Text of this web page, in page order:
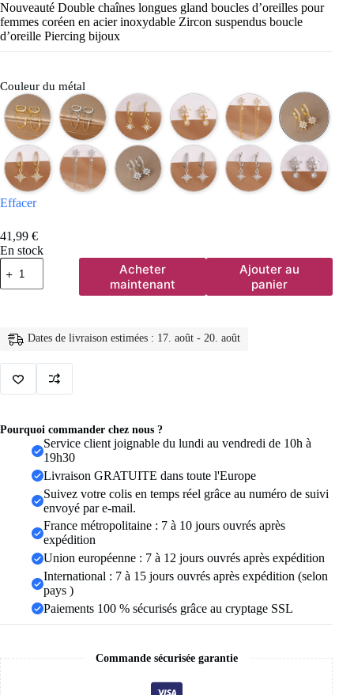
Nouveauté Double chaînes longues gland boucles d’oreilles pour
femmes coréen en acier inoxydable Zircon suspendus boucle
d’oreille Piercing bijoux
Couleur du métal
Effacer
41,99 €
En stock
quantité
de
Nouveauté
gland
pour
femmes
en
inoxydable
suspendus
d'oreille
Acheter
maintenant
Ajouter au
panier
Dates de livraison estimées : 17. août - 20. août
Pourquoi commander chez nous ?
Service client joignable du lundi au vendredi de 10h à
19h30
Livraison GRATUITE dans toute l'Europe
Suivez votre colis en temps réel grâce au numéro de suivi
envoyé par e-mail.
France métropolitaine : 7 à 10 jours ouvrés après
expédition
Union européenne : 7 à 12 jours ouvrés après expédition
International : 7 à 15 jours ouvrés après expédition (selon
pays )
Paiements 100 % sécurisés grâce au cryptage SSL
Commande sécurisée garantie